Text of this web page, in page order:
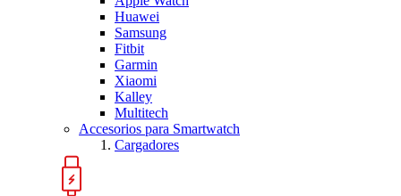
Huawei
Samsung
Fitbit
Garmin
Xiaomi
Kalley
Multitech
Accesorios para Smartwatch
Cargadores